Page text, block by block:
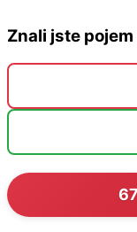
Znali jste